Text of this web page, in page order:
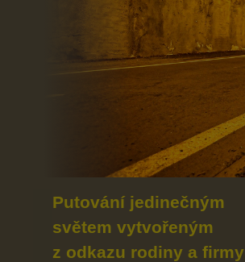
Putování jedinečným
světem vytvořeným
z odkazu rodiny a firmy